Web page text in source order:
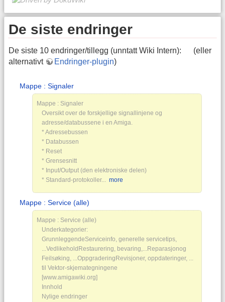
De siste endringer
De siste 10 endringer/tillegg (unntatt Wiki Intern): (eller
alternativt
Endringer-plugin)
Mappe : Signaler
Mappe : Signaler
Oversikt over de forskjellige signallinjene og
adresse/databussene i en Amiga.
* Adressebussen
* Databussen
* Reset
* Grensesnitt
* Input/Output (den elektroniske delen)
* Standard-protokoller... more
Mappe : Service (alle)
Mappe : Service (alle)
Underkategorier:
GrunnleggendeServiceinfo, generelle servicetips,
...VedlikeholdRestaurering, bevaring,...Reparasjonog
Feilsøking, ...OppgraderingRevisjoner, oppdateringer, ...
til Vektor-skjemategningene
[www.amigawiki.org]
Innhold
Nylige endringer